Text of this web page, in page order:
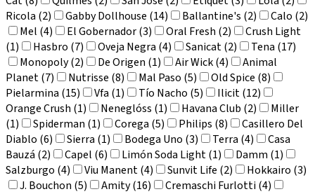
Ricola (2)
Gabby Dollhouse (14) Ballantine's (2)
Calo (2)
Mel (4)
El Gobernador (3) Oral Fresh (2)
Crush Light
(1)
Hasbro (7) Oveja Negra (4) Sanicat (2)
Tena (17)
Monopoly (2)
De Origen (1) Air Wick (4)
Animal
Planet (7)
Nutrisse (8) Mal Paso (5)
Old Spice (8)
Pielarmina (15)
Vfa (1) Tío Nacho (5)
Ilicit (12)
Orange Crush (1)
Neneglóss (1) Havana Club (2)
Miller
(1)
Spiderman (1) Corega (5) Philips (8)
Casillero Del
Diablo (6)
Sierra (1) Bodega Uno (3) Terra (4)
Casa
Bauzá (2)
Capel (6) Limón Soda Light (1)
Damm (1)
Salzburgo (4)
Viu Manent (4) Sunvit Life (2)
Hokkairo (3)
J. Bouchon (5)
Amity (16)
Cremaschi Furlotti (4)